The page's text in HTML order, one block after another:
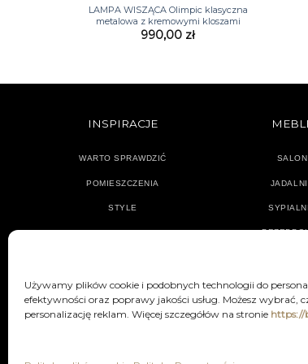
Używamy plików cookie i podobnych technologii do
efektywności oraz poprawy jakości usług. Możesz wybrać,
personalizację reklam. Więcej szczegółów na stronie https://
LAMPA WISZĄCA Olimpic klasyczna
metalowa z kremowymi kloszami
990,00 zł
INSPIRACJE
WARTO SPRAWDZIĆ
POMIESZCZENIA
STYLE
SALON